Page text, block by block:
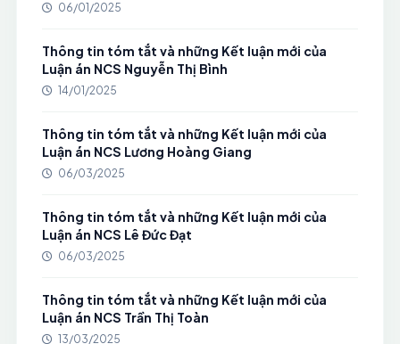
06/01/2025
Thông tin tóm tắt và những Kết luận mới của
Luận án NCS Nguyễn Thị Bình
14/01/2025
Thông tin tóm tắt và những Kết luận mới của
Luận án NCS Lương Hoàng Giang
06/03/2025
Thông tin tóm tắt và những Kết luận mới của
Luận án NCS Lê Đức Đạt
06/03/2025
Thông tin tóm tắt và những Kết luận mới của
Luận án NCS Trần Thị Toàn
13/03/2025